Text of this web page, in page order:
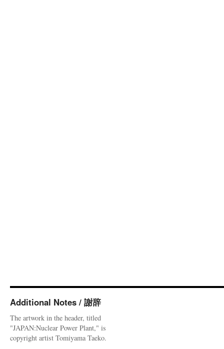
Additional Notes / 謝辞
The artwork in the header, titled
"JAPAN:Nuclear Power Plant," is
copyright artist Tomiyama Taeko.